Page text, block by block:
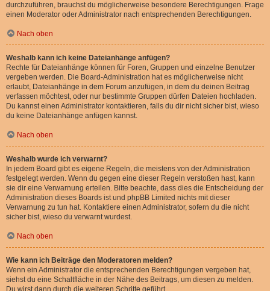
durchzuführen, brauchst du möglicherweise besondere Berechtigungen. Frage
einen Moderator oder Administrator nach entsprechenden Berechtigungen.
Nach oben
Weshalb kann ich keine Dateianhänge anfügen?
Rechte für Dateianhänge können für Foren, Gruppen und einzelne Benutzer
vergeben werden. Die Board-Administration hat es möglicherweise nicht
erlaubt, Dateianhänge in dem Forum anzufügen, in dem du deinen Beitrag
verfassen möchtest, oder nur bestimmte Gruppen dürfen Dateien hochladen.
Du kannst einen Administrator kontaktieren, falls du dir nicht sicher bist, wieso
du keine Dateianhänge anfügen kannst.
Nach oben
Weshalb wurde ich verwarnt?
In jedem Board gibt es eigene Regeln, die meistens von der Administration
festgelegt werden. Wenn du gegen eine dieser Regeln verstoßen hast, kann
sie dir eine Verwarnung erteilen. Bitte beachte, dass dies die Entscheidung der
Administration dieses Boards ist und phpBB Limited nichts mit dieser
Verwarnung zu tun hat. Kontaktiere einen Administrator, sofern du die nicht
sicher bist, wieso du verwarnt wurdest.
Nach oben
Wie kann ich Beiträge den Moderatoren melden?
Wenn ein Administrator die entsprechenden Berechtigungen vergeben hat,
siehst du eine Schaltfläche in der Nähe des Beitrags, um diesen zu melden.
Du wirst dann durch die weiteren Schritte geführt.